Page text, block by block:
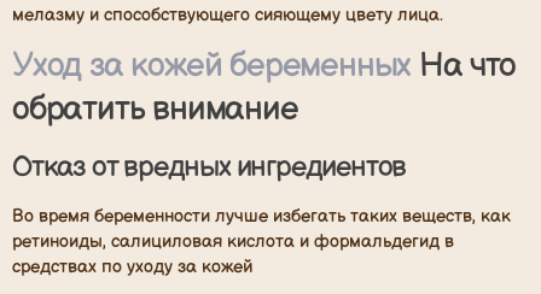
мелазму и способствующего сияющему цвету лица.
Уход за кожей беременных На что
обратить внимание
Отказ от вредных ингредиентов
Во время беременности лучше избегать таких веществ, как
ретиноиды, салициловая кислота и формальдегид в
средствах по уходу за кожей